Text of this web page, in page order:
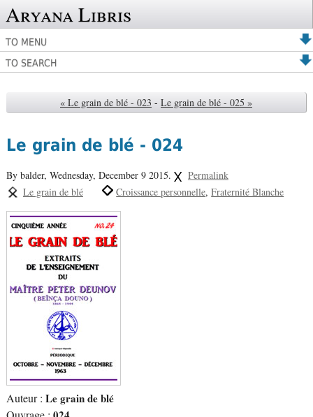
Aryana Libris
TO MENU
TO SEARCH
« Le grain de blé - 023 - Le grain de blé - 025 »
Le grain de blé - 024
By balder, Wednesday, December 9 2015.
Permalink
Le grain de blé
Croissance personnelle Fraternité Blanche
Auteur : Le grain de blé